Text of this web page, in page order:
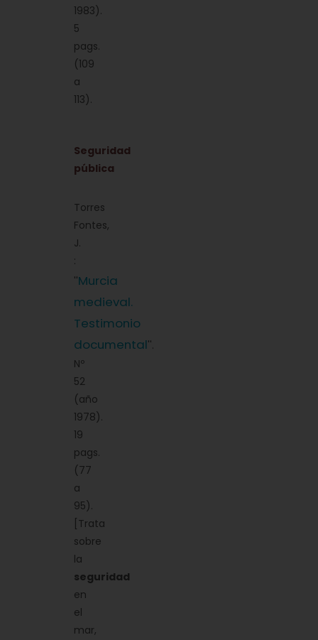
1983).
5
pags.
(109
a
113).
Seguridad
pública
Torres
Fontes,
J.
:
''Murcia
medieval.
Testimonio
documental''.
Nº
52
(año
1978).
19
pags.
(77
a
95).
[Trata
sobre
la
seguridad
en
el
mar,